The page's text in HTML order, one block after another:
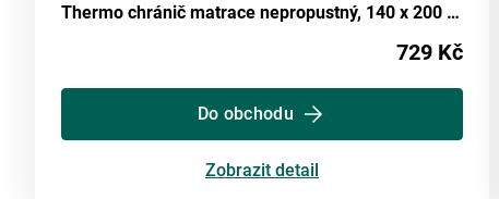
Thermo chránič matrace nepropustný, 140 x 200 cm
729 Kč
Do obchodu
Zobrazit detail